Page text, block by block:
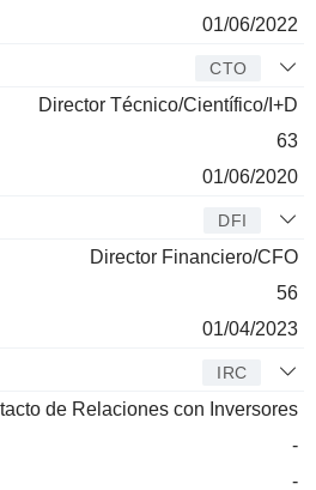
01/06/2022
CTO
Director Técnico/Científico/I+D
63
01/06/2020
DFI
Director Financiero/CFO
56
01/04/2023
IRC
de Relaciones con Inversores
-
-